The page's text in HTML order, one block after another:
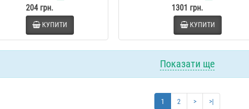
204 грн.
КУПИТИ
1301 грн.
КУПИТИ
Показати ще
1 2 >
>|